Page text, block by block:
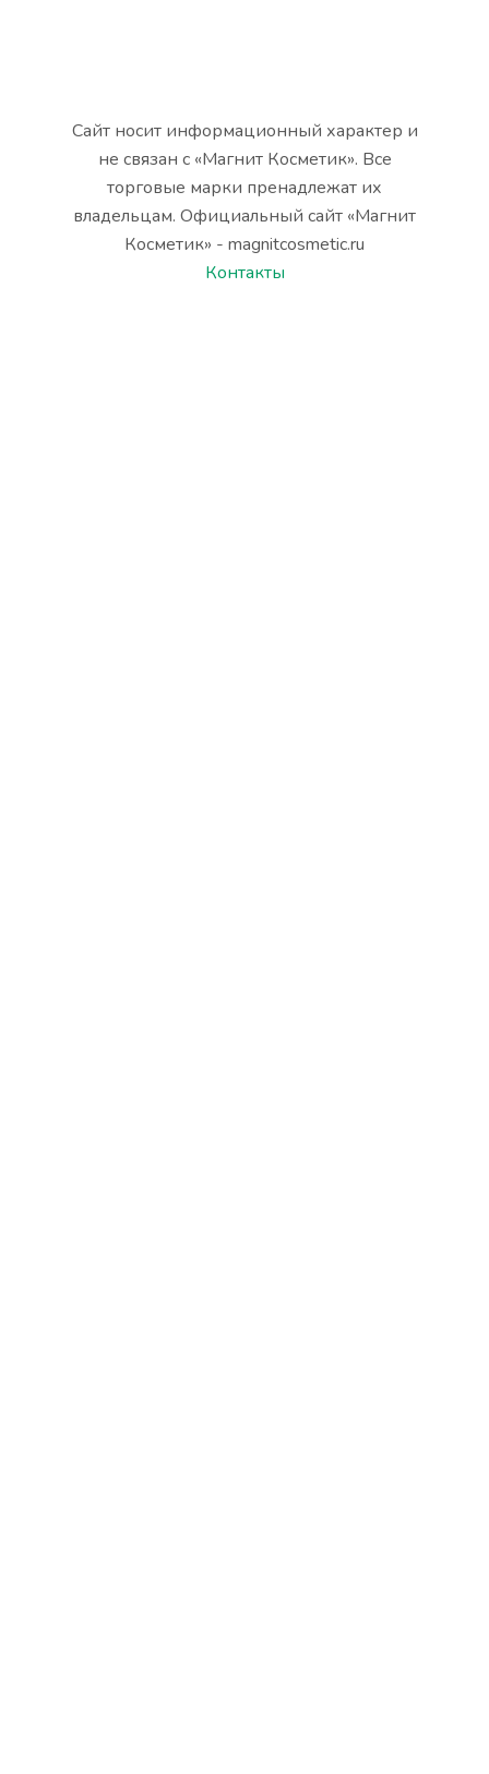
Сайт носит информационный характер и
не связан с «Магнит Косметик». Все
торговые марки пренадлежат их
владельцам. Официальный сайт «Магнит
Косметик» - magnitcosmetic.ru
Контакты